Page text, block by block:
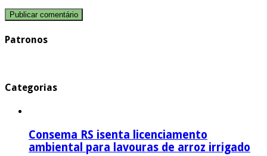
Patronos
Categorias
Consema RS isenta licenciamento
ambiental para lavouras de arroz irrigado